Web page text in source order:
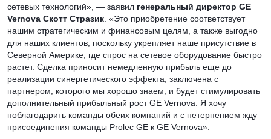
сетевых технологий», — заявил генеральный директор GE
Vernova Скотт Стразик . «Это приобретение соответствует
нашим стратегическим и финансовым целям, а также выгодно
для наших клиентов, поскольку укрепляет наше присутствие в
Северной Америке, где спрос на сетевое оборудование быстро
растет. Сделка приносит немедленную прибыль еще до
реализации синергетического эффекта, заключена с
партнером, которого мы хорошо знаем, и будет стимулировать
дополнительный прибыльный рост GE Vernova. Я хочу
поблагодарить команды обеих компаний и с нетерпением жду
присоединения команды Prolec GE к GE Vernova».